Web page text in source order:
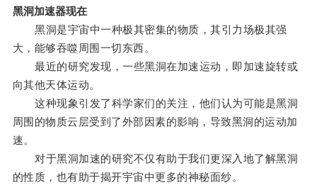
黑洞加速器现在
黑洞是宇宙中一种极其密集的物质，其引力场极其强
大，能够吞噬周围一切东西。
最近的研究发现，一些黑洞在加速运动，即加速旋转或
向其他天体运动。
这种现象引发了科学家们的关注，他们认为可能是黑洞
周围的物质云层受到了外部因素的影响，导致黑洞的运动加
速。
对于黑洞加速的研究不仅有助于我们更深入地了解黑洞
的性质，也有助于揭开宇宙中更多的神秘面纱。